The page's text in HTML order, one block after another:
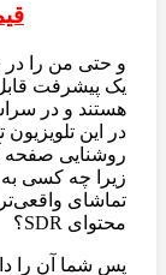
و حتی من را در
یک پیشرفت قابل
در این
روشنایی صفحه
زیرا چه کسی به
تماشای
محتوای SDR؟